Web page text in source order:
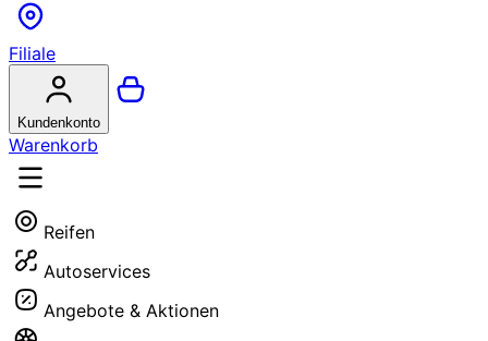
Filiale
Kundenkonto
Warenkorb
Reifen
Autoservices
Angebote & Aktionen